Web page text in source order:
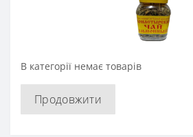
В категорії немає товарів
Продовжити